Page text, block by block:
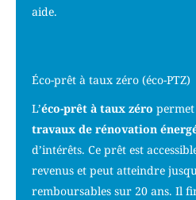
aide.
Éco-prêt à taux zéro (éco-PTZ)
L’éco-prêt à taux zéro
travaux de rénovation
d’intérêts. Ce prêt est
revenus et peut atteindre
remboursables sur 20 ans. Il